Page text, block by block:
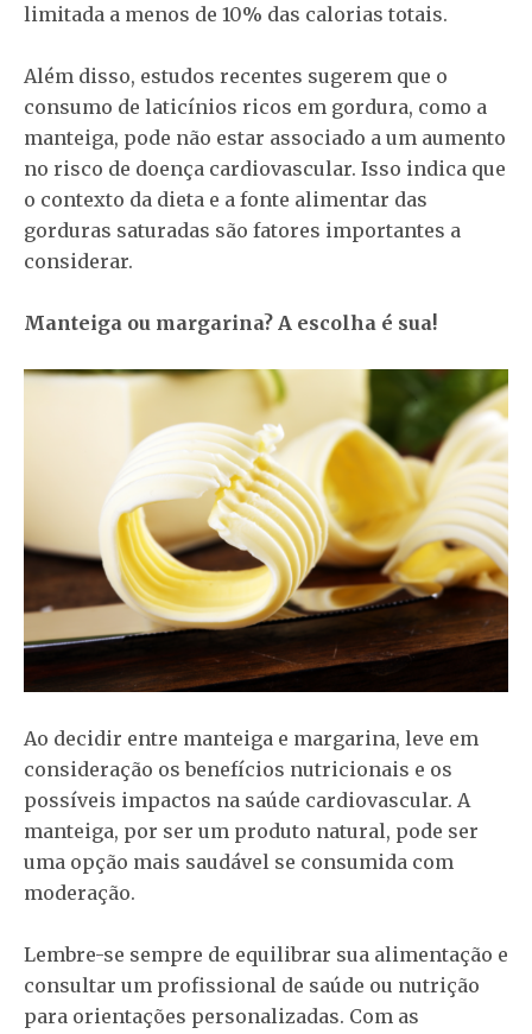
limitada a menos de 10% das calorias totais.
Além disso, estudos recentes sugerem que o
consumo de laticínios ricos em gordura, como a
manteiga, pode não estar associado a um aumento
no risco de doença cardiovascular. Isso indica que
o contexto da dieta e a fonte alimentar das
gorduras saturadas são fatores importantes a
considerar.
Manteiga ou margarina? A escolha é sua!
Ao decidir entre manteiga e margarina, leve em
consideração os benefícios nutricionais e os
possíveis impactos na saúde cardiovascular. A
manteiga, por ser um produto natural, pode ser
uma opção mais saudável se consumida com
moderação.
Lembre-se sempre de equilibrar sua alimentação e
consultar um profissional de saúde ou nutrição
para orientações personalizadas. Com as